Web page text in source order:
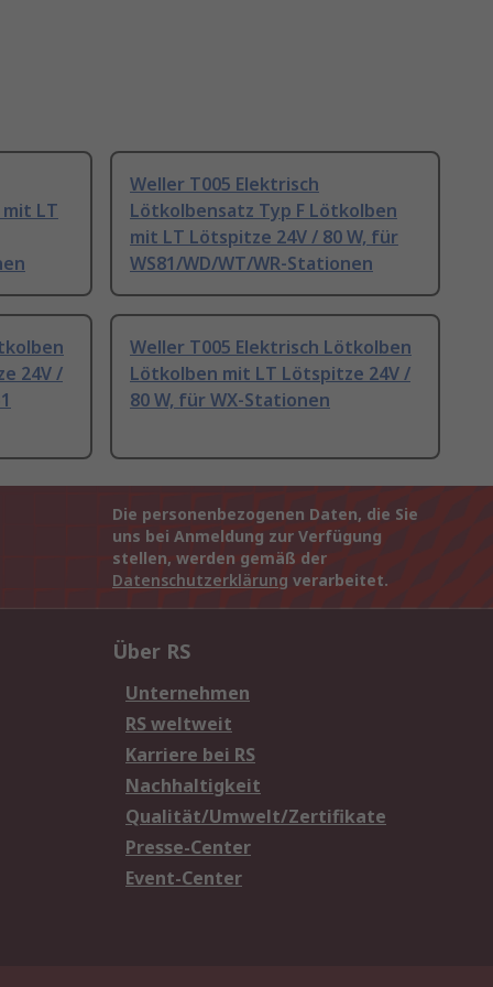
LT
Weller T005 Elektrisch
Lötkolbensatz Typ F Lötkolben
mit LT Lötspitze 24V / 80 W, für
WS81/WD/WT/WR-Stationen
24V /
Weller T005 Elektrisch Lötkolben
Lötkolben mit LT Lötspitze 24V /
80 W, für WX-Stationen
Die personenbezogenen Daten, die Sie
uns bei Anmeldung zur Verfügung
stellen, werden gemäß der
Datenschutzerklärung verarbeitet.
Über RS
Unternehmen
RS weltweit
Karriere bei RS
Nachhaltigkeit
Qualität/Umwelt/Zertifikate
Presse-Center
Event-Center